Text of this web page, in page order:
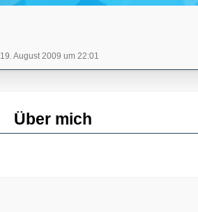
19. August 2009 um 22:01
Über mich